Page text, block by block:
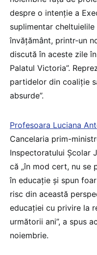
despre o intenție a
suplimentar
învățământ, printr-un
discută în aceste zile
Palatul Victoria”.
partidelor din coaliție
absurde”.
Profesoara Luciana
Cancelaria prim-
Inspectoratului Școlar
că „în mod cert, nu se
în educație și spun
risc din această
educației cu privire la
următorii ani”, a spus
noiembrie.